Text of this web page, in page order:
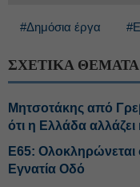
#Δημόσια έργα
ΣΧΕΤΙΚΑ ΘΕΜΑΤΑ
Μητσοτάκης από
ότι η Ελλάδα αλλάζει
Ε65:
Εγνατία Οδό